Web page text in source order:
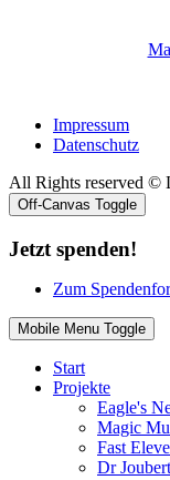
Impressum
Datenschutz
All Rights reserved ©
Off-Canvas Toggle
Jetzt spenden!
Zum
Mobile Menu Toggle
Start
Projekte
Eagle's
Magic
Fast
Dr